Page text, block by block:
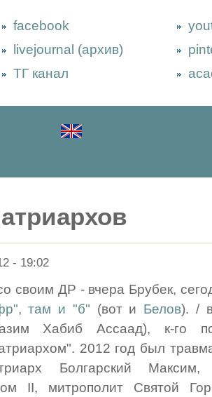
facebook
livejournal (архив)
ТГ канал
- 19:02
своим ДР - вчера Брубек,
там и "б" (вот и Белов). /
Хабиб Ассаад), к-го
2012 год был
Болгарский
II, митрополит Святой